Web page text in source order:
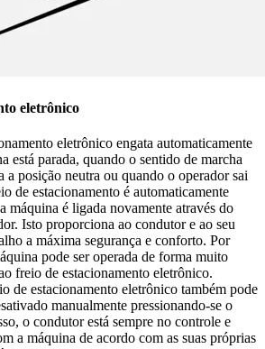
eletrônico
eletrônico engata automaticamente
está parada, quando o sentido de marcha
a posição neutra ou quando o operador sai
de estacionamento é automaticamente
máquina é ligada novamente através do
Isto proporciona ao condutor e ao seu
a máxima segurança e conforto. Por
pode ser operada de forma muito
freio de estacionamento eletrônico.
de estacionamento eletrônico também pode
manualmente pressionando-se o
o condutor está sempre no controle e
a máquina de acordo com as suas próprias